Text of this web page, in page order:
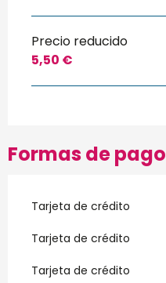
Precio reducido
5,50 €
Formas de pago
Tarjeta de crédito
Tarjeta de crédito
Tarjeta de crédito